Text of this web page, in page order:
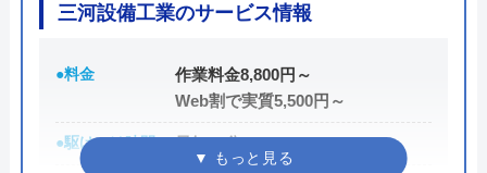
わりトラブルで困った際には頼りになる業者でしょ
もちろん見積もりは無料ですし、出張・キャンセル
についても無料ですので、まずはサイトを覗いてみ
てはいかがでしょうか？
三河設備工業のサービス情報
●料金
作業料金8,800円～
Web割で実質5,500円～
●駆けつけ時間 最短30分